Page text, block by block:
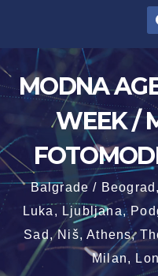
content
MODNA
WEEK /
Balgrade /
Luka, Ljubljana,
Sad, Niš, Athens,
Milan,